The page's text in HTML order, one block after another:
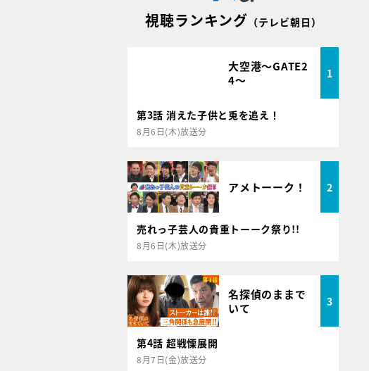
視聴ランキング （テレビ朝日）
大空港～GATE2
4～
1
第3話 消えた子供と兎を追え！
8月6日(木)放送分
アメトーーク！ 2
売れっ子芸人の貴重トーーク祭り!!
8月6日(木)放送分
名探偵のままで
いて
3
第4話 超戦慄展開
8月7日(金)放送分